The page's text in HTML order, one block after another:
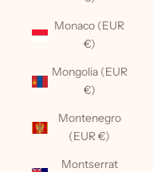
Monaco (EUR
€)
Mongolia (EUR
€)
Montenegro
(EUR €)
Montserrat